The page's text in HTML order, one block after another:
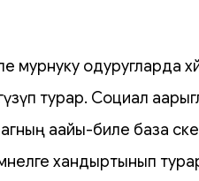
мурнуку одуругларда
турар. Социал
аайы-биле база
хандыртынып